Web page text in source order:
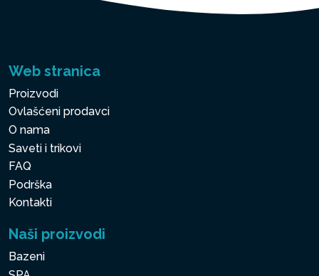
Web stranica
Proizvodi
Ovlašćeni prodavci
O nama
Saveti i trikovi
FAQ
Podrška
Kontakti
Naši proizvodi
Bazeni